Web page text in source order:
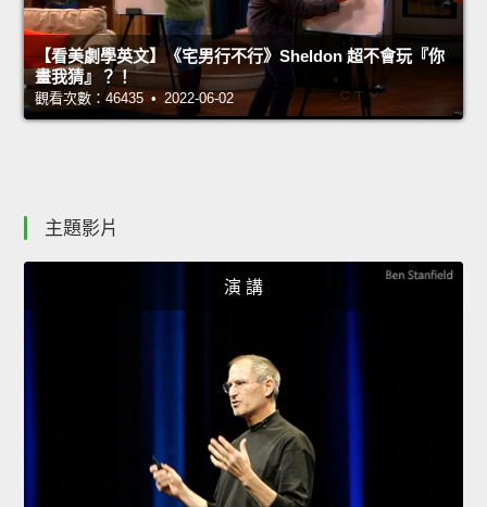
【看美劇學英文】《宅男行不行》Sheldon 超不會玩『你
畫我猜』？！
觀看次數：46435 • 2022-06-02
主題影片
演 講